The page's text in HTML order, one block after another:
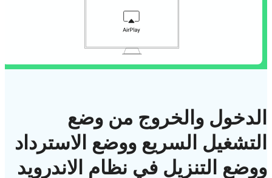
الدخول والخروج من وضع
التشغيل السريع ووضع الاسترداد
ووضع التنزيل في نظام الاندرويد